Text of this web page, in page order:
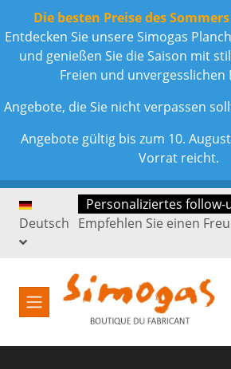
Die besten Preise des
Entdecken Sie unsere Simogas
und genießen Sie die Saison mit
Freien und unvergesslichen
Angebote, die Sie nicht verpassen
Angebote gültig bis zum 10.
Vorrat reicht.
Deutsch
Personaliziertes follow-
Empfehlen Sie einen